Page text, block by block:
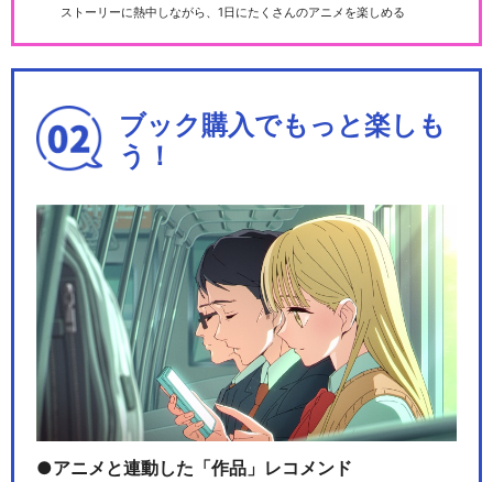
ストーリーに熱中しながら、1日にたくさんのアニメを楽しめる
ブック購入でもっと楽しも
う！
アニメと連動した「作品」レコメンド